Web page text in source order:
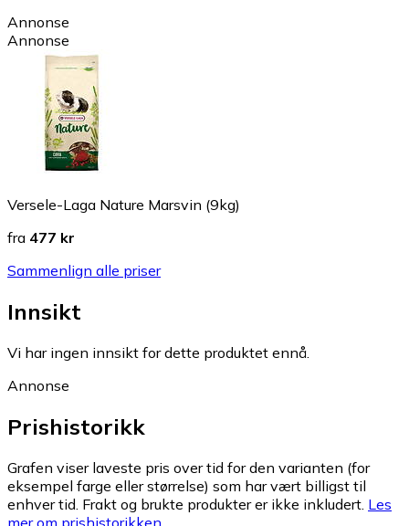
Annonse
Annonse
Versele-Laga Nature Marsvin (9kg)
fra 477 kr
Sammenlign alle priser
Innsikt
Vi har ingen innsikt for dette produktet ennå.
Annonse
Prishistorikk
Grafen viser laveste pris over tid for den varianten (for
eksempel farge eller størrelse) som har vært billigst til
enhver tid. Frakt og brukte produkter er ikke inkludert. Les